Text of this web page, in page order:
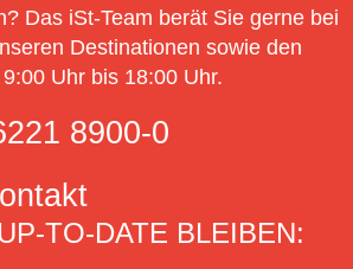
Das iSt-Team berät Sie gerne bei
Destinationen sowie den
Uhr bis 18:00 Uhr.
8900-0
TO-DATE BLEIBEN: